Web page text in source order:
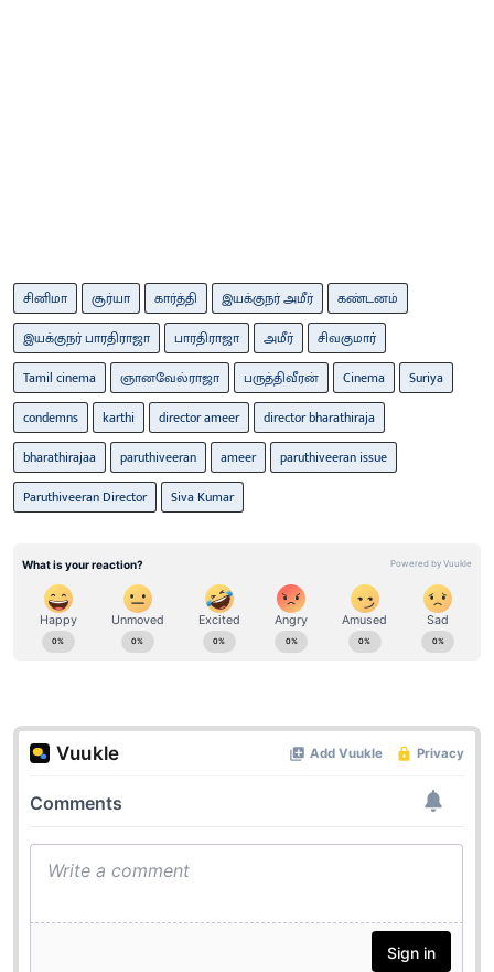
சினிமா சூர்யா கார்த்தி இயக்குநர் அமீர்
கண்டனம்
இயக்குநர் பாரதிராஜா
பாரதிராஜா அமீர்
சிவகுமார்
Tamil cinema
ஞானவேல்ராஜா பருத்திவீரன் Cinema
Suriya
condemns
karthi director ameer
director bharathiraja
bharathirajaa
paruthiveeran ameer
paruthiveeran issue
Paruthiveeran Director
Siva Kumar